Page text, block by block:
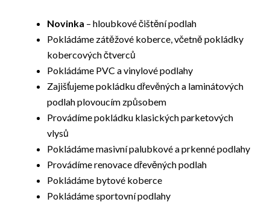
Novinka – hloubkové čištění podlah
Pokládáme zátěžové koberce, včetně pokládky
kobercových čtverců
Pokládáme PVC a vinylové podlahy
Zajišťujeme pokládku dřevěných a laminátových
podlah plovoucím způsobem
Provádíme pokládku klasických parketových
vlysů
Pokládáme masivní palubkové a prkenné podlahy
Provádíme renovace dřevěných podlah
Pokládáme bytové koberce
Pokládáme sportovní podlahy